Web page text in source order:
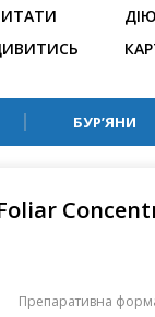
БУР’ЯНИ
Препаративна